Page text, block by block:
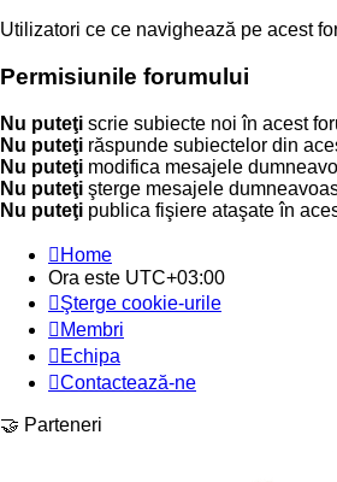
Utilizatori ce ce navighează pe acest
Permisiunile forumului
Nu puteţi scrie subiecte noi în acest
Nu puteţi răspunde subiectelor din
Nu puteţi modifica mesajele
Nu puteţi şterge mesajele
Nu puteţi publica fişiere ataşate în
Home
Ora este UTC+03:00
Şterge cookie-urile
Membri
Echipa
Contactează-ne
🤝 Parteneri